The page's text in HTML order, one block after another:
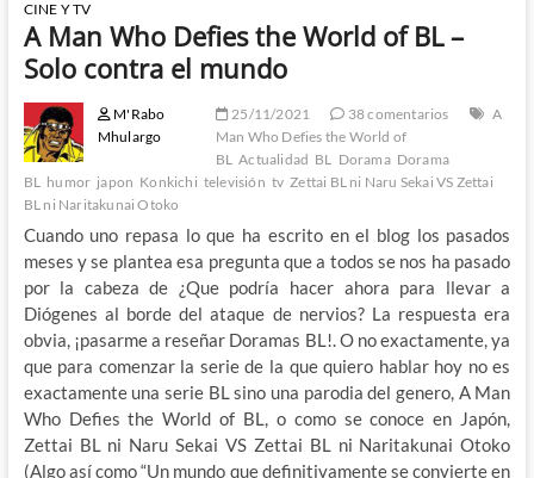
CINE Y TV
A Man Who Defies the World of BL –
Solo contra el mundo
M'Rabo
Mhulargo
25/11/2021 38 comentarios
A
Man Who Defies the World of
BL
Actualidad BL Dorama Dorama
BL
humor japon Konkichi televisión tv Zettai BL ni Naru Sekai VS Zettai
BL ni Naritakunai Otoko
Cuando uno repasa lo que ha escrito en el blog los pasados
meses y se plantea esa pregunta que a todos se nos ha pasado
por la cabeza de ¿Que podría hacer ahora para llevar a
Diógenes al borde del ataque de nervios? La respuesta era
obvia, ¡pasarme a reseñar Doramas BL!. O no exactamente, ya
que para comenzar la serie de la que quiero hablar hoy no es
exactamente una serie BL sino una parodia del genero, A Man
Who Defies the World of BL, o como se conoce en Japón,
Zettai BL ni Naru Sekai VS Zettai BL ni Naritakunai Otoko
(Algo así como “Un mundo que definitivamente se convierte en